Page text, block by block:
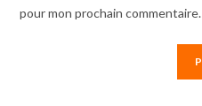
pour mon prochain commentaire.